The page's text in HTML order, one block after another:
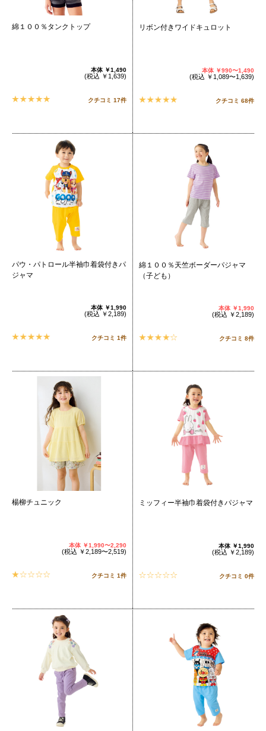
綿１００％タンクトップ
本体 ￥1,490
(税込 ￥1,639)
クチコミ 17件
リボン付きワイドキュロット
本体 ￥990〜1,490
(税込 ￥1,089〜1,639)
クチコミ 68件
パウ・パトロール半袖巾着袋付きパ
ジャマ
本体 ￥1,990
(税込 ￥2,189)
クチコミ 1件
綿１００％天竺ボーダーパジャマ
（子ども）
本体 ￥1,990
(税込 ￥2,189)
クチコミ 8件
楊柳チュニック
本体 ￥1,990〜2,290
(税込 ￥2,189〜2,519)
クチコミ 1件
ミッフィー半袖巾着袋付きパジャマ
本体 ￥1,990
(税込 ￥2,189)
クチコミ 0件